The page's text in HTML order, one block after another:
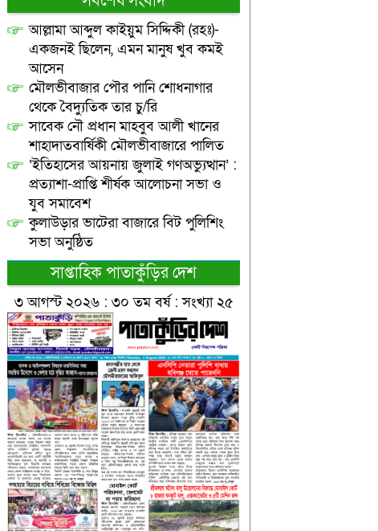
আল্লামা আব্দুল কাইয়ুম সিদ্দিকী (রহঃ)-
একজনই ছিলেন, এমন মানুষ খুব কমই
আসেন
মৌলভীবাজার পৌর পানি শোধনাগার
থেকে বৈদ্যুতিক তার চু/রি
সাবেক নৌ প্রধান মাহবুব আলী খানের
শাহাদাতবার্ষিকী মৌলভীবাজারে পালিত
‘ইতিহাসের আয়নায় জুলাই গণঅভ্যুত্থান’ :
প্রত্যাশা-প্রাপ্তি শীর্ষক আলোচনা সভা ও
যুব সমাবেশ
কুলাউড়ার ভাটেরা বাজারে বিট পুলিশিং
সভা অনুষ্ঠিত
সাপ্তাহিক পাতাকুঁড়ির দেশ
৩ আগস্ট ২০২৬ : ৩০ তম বর্ষ : সংখ্যা ২৫